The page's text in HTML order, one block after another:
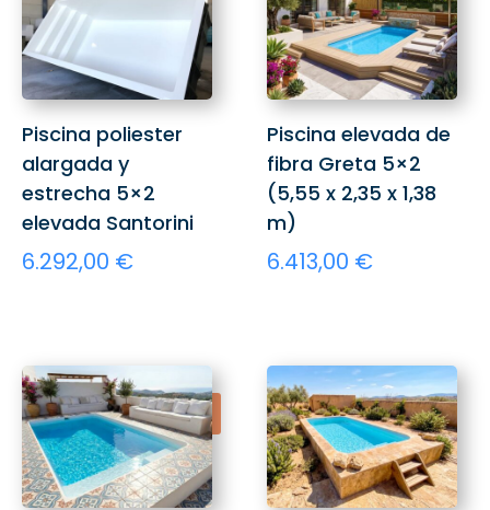
Piscina poliester
alargada y
estrecha 5×2
elevada Santorini
6.292,00 €
Piscina elevada de
fibra Greta 5×2
(5,55 x 2,35 x 1,38
m)
6.413,00 €
¡Oferta!